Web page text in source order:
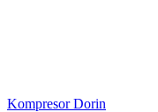
Kompresor Dorin